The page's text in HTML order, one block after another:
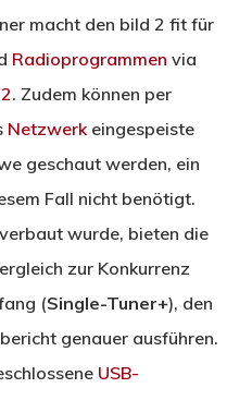
macht den bild 2 fit für
Radioprogrammen via
. Zudem können per
Netzwerkeingespeiste
geschaut werden, ein
Fall nicht benötigt.
wurde, bieten die
zur Konkurrenz
(Single-Tuner+), den
genauer ausführen.
USB-